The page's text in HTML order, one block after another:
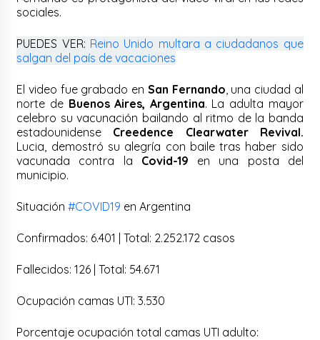
sociales.
PUEDES VER: Reino Unido multara a ciudadanos que
salgan del país de vacaciones
El video fue grabado en San Fernando , una ciudad al
norte de Buenos Aires, Argentina. La adulta mayor
celebro su vacunación bailando al ritmo de la banda
estadounidense Creedence Clearwater Revival.
Lucia, demostró su alegría con baile tras haber sido
vacunada contra la Covid-19 en una posta del
municipio.
Situación#COVID19 en Argentina
Confirmados: 6.401 | Total: 2.252.172 casos
Fallecidos: 126 | Total: 54.671
Ocupación camas UTI: 3.530
Porcentaje ocupación total camas UTI adulto: